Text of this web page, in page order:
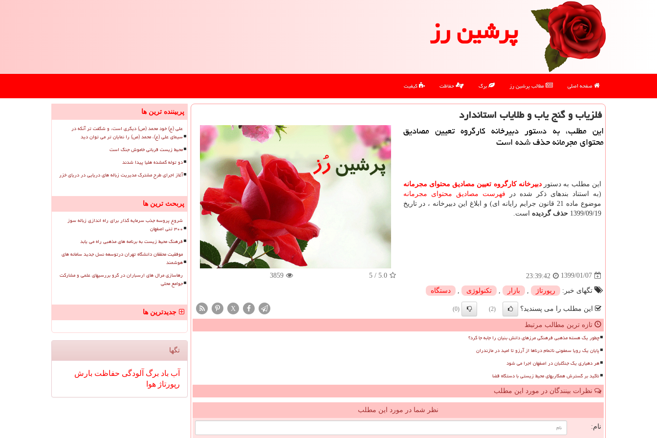
پرشین رز
صفحه اصلی مطالب پرشین رز برگ حفاظت کیفیت
فلزیاب و گنج یاب و طلایاب استاندارد
این مطلب، به دستور دبیرخانه كارگروه تعیین مصادیق
محتوای مجرمانه حذف شده است
این مطلب به دستوردبیرخانه كارگروه تعیین مصادیق محتوای مجرمانه
(به استناد بندهای ذکر شده در فهرست مصادیق محتوای مجرمانه
موضوع ماده 21 قانون جرایم رایانه ای) و ابلاغ این دبیرخانه ، در تاریخ
1399/09/19 حذف گردیده است.
1399/01/07
23:39:42
5.0
/
5
3859
تگهای خبر: رپورتاژ بازار تكنولوژی دستگاه
این مطلب را می پسندید؟ (2)
(0)
X
تازه ترین مطالب مرتبط
چطور یک هسته مذهبی فرهنگی مرزهای دانش بنیان را جابه جا کرد؟
پایان یک رویا سمفونی ناتمام درناها از آرزو تا امید در مازندران
هر دهیاری یک جنگلبان در اصفهان اجرا می شود
تاکید بر گسترش همکاریهای محیط زیستی با دستگاه قضا
نظرات بینندگان در مورد این مطلب
نظر شما در مورد این مطلب
نام:
پربیننده ترین ها
علی (ع) خود محمد (ص) دیگری است، و شگفت تر آنکه در
سیمای علی (ع)، محمد (ص) را نمایان تر می توان دید
محیط زیست قربانی خاموش جنگ است
دو توله گمشده هلیا پیدا شدند
آغاز اجرای طرح مشترک مدیریت زباله های دریایی در دریای خزر
پربحث ترین ها
شروع پروسه جذب سرمایه گذار برای راه اندازی زباله سوز
۳۰۰ تنی اصفهان
فرهنگ محیط زیست به برنامه های مذهبی راه می یابد
موفقیت محققان دانشگاه تهران درتوسعه نسل جدید سامانه های
هوشمند
رهاسازی مرال های ارسباران در گرو بررسیهای علمی و مشارکت
جوامع محلی
جدیدترین ها
تگها
آب باد برگ آلودگی حفاظت بارش
رپورتاژ هوا